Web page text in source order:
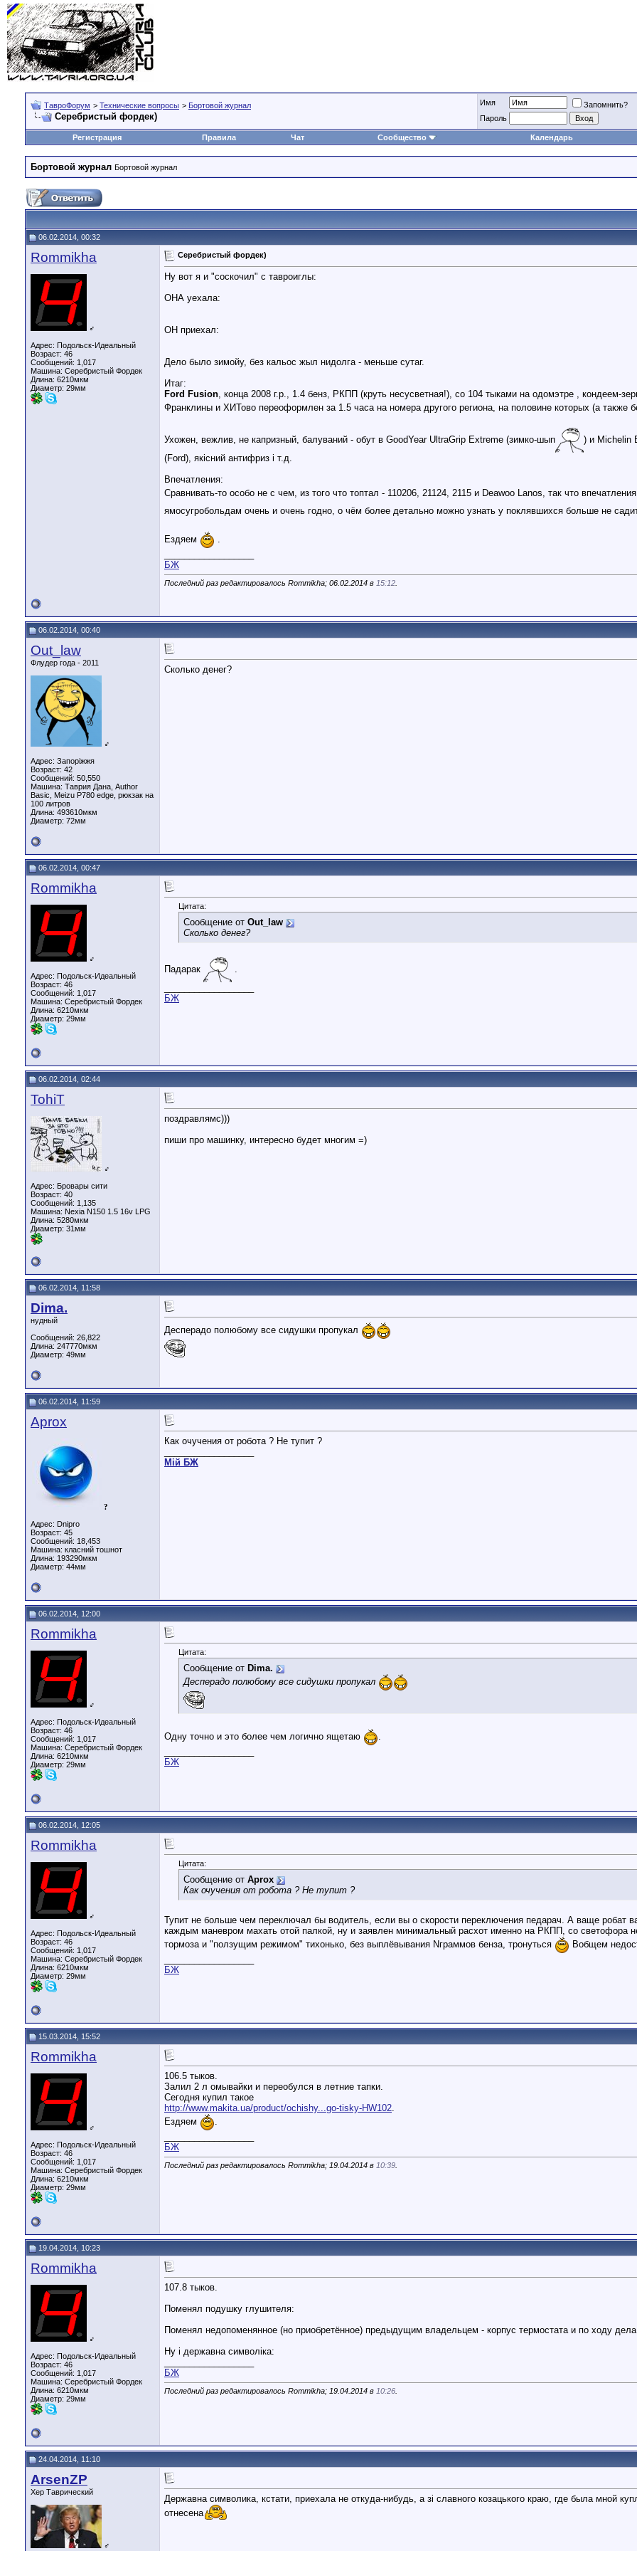
ТавроФорум > Технические вопросы > Бортовой журнал
Серебристый фордек)
Имя
Запомнить?
Пароль
Регистрация Правила Чат Сообщество Календарь
Бортовой журнал Бортовой журнал
06.02.2014, 00:32
Rommikha
♂
Адрес: Подольск-Идеальный
Возраст: 46
Сообщений: 1,017
Машина: Серебристый Фордек
Длина: 6210мкм
Диаметр: 29мм
Серебристый фордек)
Ну вот я и "соскочил" с тавроиглы:
ОНА уехала:
ОН приехал:
Дело было зимойу, без кальос жыл нидолга - меньше сутаг.
Итаг:
Ford Fusion, конца 2008 г.р., 1.4 бенз, РКПП (круть несусветная!), со 104 тыками на одомэтре , кондеем-
Франклины и ХИТово переоформлен за 1.5 часа на номера другого региона, на половине которых (а также
Ухожен, вежлив, не капризный, балуваний - обут в GoodYear UltraGrip Extreme (зимко-шып
) и Michelin
(Ford), якiсний антифриз i т.д.
Впечатления:
Сравнивать-то особо не с чем, из того что топтал - 110206, 21124, 2115 и Deawoo Lanos, так что
ямосугробольдам очень и очень годно, о чём более детально можно узнать у поклявшихся больше не
Ездяем
.
БЖ
Последний раз редактировалось Rommikha; 06.02.2014 в 15:12
06.02.2014, 00:40
Out_law
Флудер года - 2011
♂
Адрес: Запоріжжя
Возраст: 42
Сообщений: 50,550
Машина: Таврия Дана, Author
Basic, Meizu P780 edge, рюкзак на
100 литров
Длина: 493610мкм
Диаметр: 72мм
Сколько денег?
06.02.2014, 00:47
Rommikha
♂
Адрес: Подольск-Идеальный
Возраст: 46
Сообщений: 1,017
Машина: Серебристый Фордек
Длина: 6210мкм
Диаметр: 29мм
Цитата:
Сообщение от Out_law
Сколько денег?
Падарак
.
БЖ
06.02.2014, 02:44
TohiT
♂
Адрес: Бровары сити
Возраст: 40
Сообщений: 1,135
Машина: Nexia N150 1.5 16v LPG
Длина: 5280мкм
Диаметр: 31мм
поздравлямс)))
пиши про машинку, интересно будет многим =)
06.02.2014, 11:58
Dima.
нудный
Сообщений: 26,822
Длина: 247770мкм
Диаметр: 49мм
Десперадо полюбому все сидушки пропукал
06.02.2014, 11:59
Aprox
?
Адрес: Dnipro
Возраст: 45
Сообщений: 18,453
Машина: класний тошнот
Длина: 193290мкм
Диаметр: 44мм
Как очучения от робота ? Не тупит ?
Мiй БЖ
06.02.2014, 12:00
Rommikha
♂
Адрес: Подольск-Идеальный
Возраст: 46
Сообщений: 1,017
Машина: Серебристый Фордек
Длина: 6210мкм
Диаметр: 29мм
Цитата:
Сообщение от Dima.
Десперадо полюбому все сидушки пропукал
Одну точно и это более чем логично ящетаю
.
БЖ
06.02.2014, 12:05
Rommikha
♂
Адрес: Подольск-Идеальный
Возраст: 46
Сообщений: 1,017
Машина: Серебристый Фордек
Длина: 6210мкм
Диаметр: 29мм
Цитата:
Сообщение от Aprox
Как очучения от робота ? Не тупит ?
Тупит не больше чем переключал бы водитель, если вы о скорости переключения педарач. А ваще робат
каждым маневром махать отой палкой, ну и заявлен минимальный расхот именно на РКПП, со светофора
тормоза и "ползущим режимом" тихонько, без выплёвывания Nграммов бенза, тронуться
Вобщем
БЖ
15.03.2014, 15:52
Rommikha
♂
Адрес: Подольск-Идеальный
Возраст: 46
Сообщений: 1,017
Машина: Серебристый Фордек
Длина: 6210мкм
Диаметр: 29мм
106.5 тыков.
Залил 2 л омывайки и переобулся в летние тапки.
Сегодня купил такое
http://www.makita.ua/product/ochishy...go-tisky-HW102.
Ездяем
.
БЖ
Последний раз редактировалось Rommikha; 19.04.2014 в 10:39
19.04.2014, 10:23
Rommikha
♂
Адрес: Подольск-Идеальный
Возраст: 46
Сообщений: 1,017
Машина: Серебристый Фордек
Длина: 6210мкм
Диаметр: 29мм
107.8 тыков.
Поменял подушку глушителя:
Поменял недопоменянное (но приобретённое) предыдущим владельцем - корпус термостата и по ходу
Ну i державна символiка:
БЖ
Последний раз редактировалось Rommikha; 19.04.2014 в 10:26
24.04.2014, 11:10
ArsenZP
Хер Таврический
♂
Державна символика, кстати, приехала не откуда-нибудь, а зi славного козацького краю, где была мной
отнесена